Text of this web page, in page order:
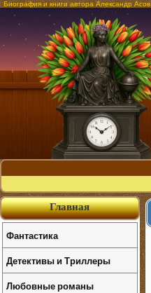
Биография и книги автора Александр Асов
Главная
Фантастика
Детективы и Триллеры
Любовные романы